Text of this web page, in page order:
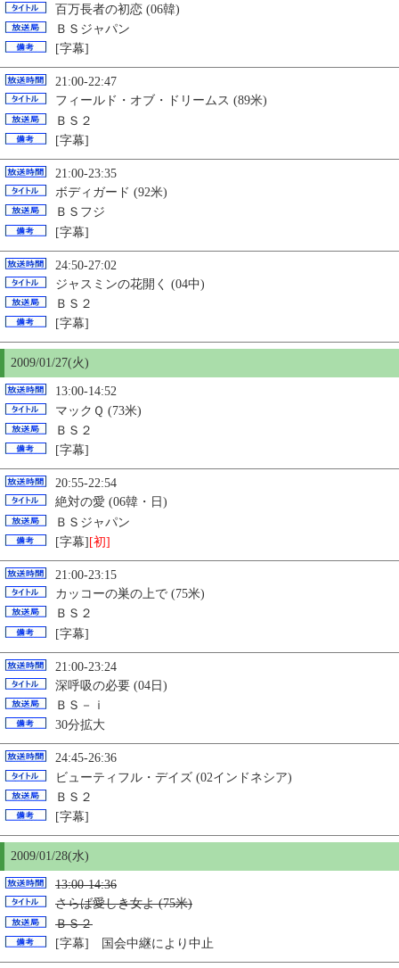
百万長者の初恋 (06韓)
ＢＳジャパン
[字幕]
21:00-22:47
フィールド・オブ・ドリームス (89米)
ＢＳ２
[字幕]
21:00-23:35
ボディガード (92米)
ＢＳフジ
[字幕]
24:50-27:02
ジャスミンの花開く (04中)
ＢＳ２
[字幕]
2009/01/27(火)
13:00-14:52
マックＱ (73米)
ＢＳ２
[字幕]
20:55-22:54
絶対の愛 (06韓・日)
ＢＳジャパン
[字幕] [初]
21:00-23:15
カッコーの巣の上で (75米)
ＢＳ２
[字幕]
21:00-23:24
深呼吸の必要 (04日)
ＢＳ－ｉ
30分拡大
24:45-26:36
ビューティフル・デイズ (02インドネシア)
ＢＳ２
[字幕]
2009/01/28(水)
13:00-14:36
さらば愛しき女よ (75米)
ＢＳ２
[字幕] 国会中継により中止